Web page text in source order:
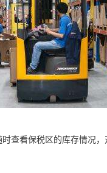
查看保税区的库存情况